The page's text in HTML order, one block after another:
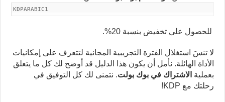
KDPARABIC1
للحصول على تخفيض بنسبة 20%.
لا تنسَ استغلال الفترة التجريبية المجانية لتتعرف على إمكانيات
الأداة الهائلة. نأمل أن يكون هذا الدليل قد أوضح لك كل ما يتعلق
بعملية الاشتراك في بوك بولت. نتمنى لك كل التوفيق في
رحلتك مع KDP!